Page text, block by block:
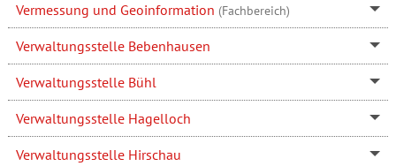
Vermessung und Geoinformation (Fachbereich)
Verwaltungsstelle Bebenhausen
Verwaltungsstelle Bühl
Verwaltungsstelle Hagelloch
Verwaltungsstelle Hirschau